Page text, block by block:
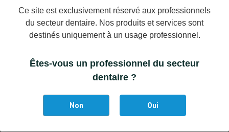
piliers PrimeLOC (4 Pièces,
diamètre 4mm)
QR/I/d3.8/h5.5, étroit
Ce site est exclusivement réservé aux professionnels
du secteur dentaire. Nos produits et services sont
destinés uniquement à un usage professionnel.
Êtes-vous un professionnel du secteur
dentaire ?
Non Oui